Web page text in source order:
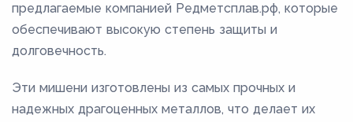
предлагаемые компанией Редметсплав.рф, которые
обеспечивают высокую степень защиты и
долговечность.
Эти мишени изготовлены из самых прочных и
надежных драгоценных металлов, что делает их